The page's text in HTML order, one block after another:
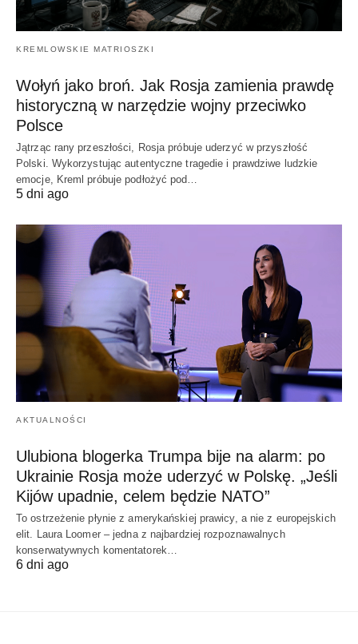
KREMLOWSKIE MATRIOSZKI
Wołyń jako broń. Jak Rosja zamienia prawdę
historyczną w narzędzie wojny przeciwko
Polsce
Jątrząc rany przeszłości, Rosja próbuje uderzyć w przyszłość
Polski. Wykorzystując autentyczne tragedie i prawdziwe ludzkie
emocje, Kreml próbuje podłożyć pod…
5 dni ago
AKTUALNOŚCI
Ulubiona blogerka Trumpa bije na alarm: po
Ukrainie Rosja może uderzyć w Polskę. „Jeśli
Kijów upadnie, celem będzie NATO”
To ostrzeżenie płynie z amerykańskiej prawicy, a nie z europejskich
elit. Laura Loomer – jedna z najbardziej rozpoznawalnych
konserwatywnych komentatorek…
6 dni ago